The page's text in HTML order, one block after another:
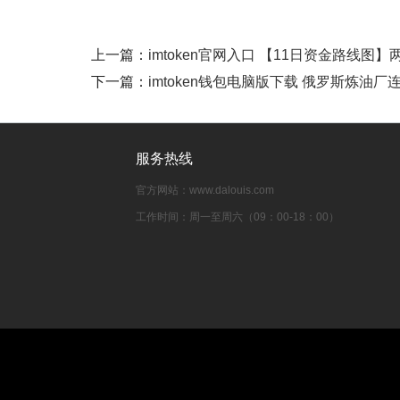
上一篇： imtoken官网入口 【11日资金路线图】
下一篇： imtoken钱包电脑版下载 俄罗斯炼油厂
服务热线
官方网站：www.dalouis.com
工作时间：周一至周六（09：00-18：00）